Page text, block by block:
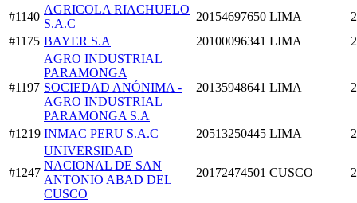
#1140
AGRICOLA RIACHUELO
S.A.C
20154697650 LIMA
#1175 BAYER S.A 20100096341 LIMA
#1197
AGRO INDUSTRIAL
PARAMONGA
SOCIEDAD ANÓNIMA -
AGRO INDUSTRIAL
PARAMONGA S.A
20135948641 LIMA
#1219 INMAC PERU S.A.C 20513250445 LIMA
#1247
UNIVERSIDAD
NACIONAL DE SAN
ANTONIO ABAD DEL
CUSCO
20172474501 CUSCO